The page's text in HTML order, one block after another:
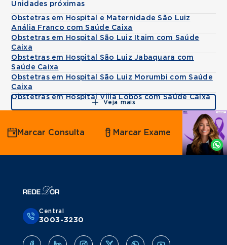
Unidades próximas
Obstetras em Hospital e Maternidade São Luiz
Anália Franco com Saúde Caixa
Obstetras em Hospital São Luiz Itaim com Saúde
Caixa
Obstetras em Hospital São Luiz Jabaquara com
Saúde Caixa
Obstetras em Hospital São Luiz Morumbi com Saúde
Caixa
Obstetras em Hospital Villa Lobos com Saúde Caixa
Veja mais
Agende
por
Whatsapp
Marcar Consulta Marcar Exame
Central
3003-3230